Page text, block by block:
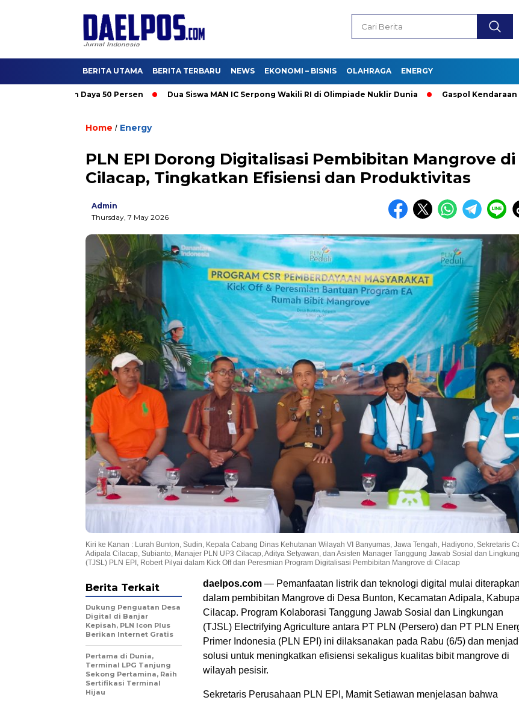
BERITA UTAMA BERITA TERBARU NEWS EKONOMI – BISNIS OLAHRAGA ENERGY
Tambah Daya 50 Persen Dua Siswa MAN IC Serpong Wakili RI di Olimpiade Nuklir Dunia Gaspol Kendaraan Listrik!
Home / Energy
PLN EPI Dorong Digitalisasi Pembibitan Mangrove di
Cilacap, Tingkatkan Efisiensi dan Produktivitas
Admin
Thursday, 7 May 2026
Kiri ke Kanan : Lurah Bunton, Sudin, Kepala Cabang Dinas Kehutanan Wilayah VI Banyumas, Jawa Tengah, Hadiyono, Sekretaris
Adipala Cilacap, Subianto, Manajer PLN UP3 Cilacap, Aditya Setyawan, dan Asisten Manager Tanggung Jawab Sosial dan
(TJSL) PLN EPI, Robert Pilyai dalam Kick Off dan Peresmian Program Digitalisasi Pembibitan Mangrove di Cilacap
daelpos.com — Pemanfaatan listrik dan teknologi digital mulai diterapkan
dalam pembibitan Mangrove di Desa Bunton, Kecamatan Adipala,
Cilacap. Program Kolaborasi Tanggung Jawab Sosial dan Lingkungan
(TJSL) Electrifying Agriculture antara PT PLN (Persero) dan PT PLN
Primer Indonesia (PLN EPI) ini dilaksanakan pada Rabu (6/5) dan
solusi untuk meningkatkan efisiensi sekaligus kualitas bibit mangrove di
wilayah pesisir.
Sekretaris Perusahaan PLN EPI, Mamit Setiawan menjelasan bahwa
Berita Terkait
Dukung Penguatan Desa
Digital di Banjar
Kepisah, PLN Icon Plus
Berikan Internet Gratis
Pertama di Dunia,
Terminal LPG Tanjung
Sekong Pertamina, Raih
Sertifikasi Terminal
Hijau